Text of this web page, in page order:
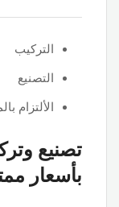
التركيب
التصنيع
الألتزام
تصنيع
بأسعار